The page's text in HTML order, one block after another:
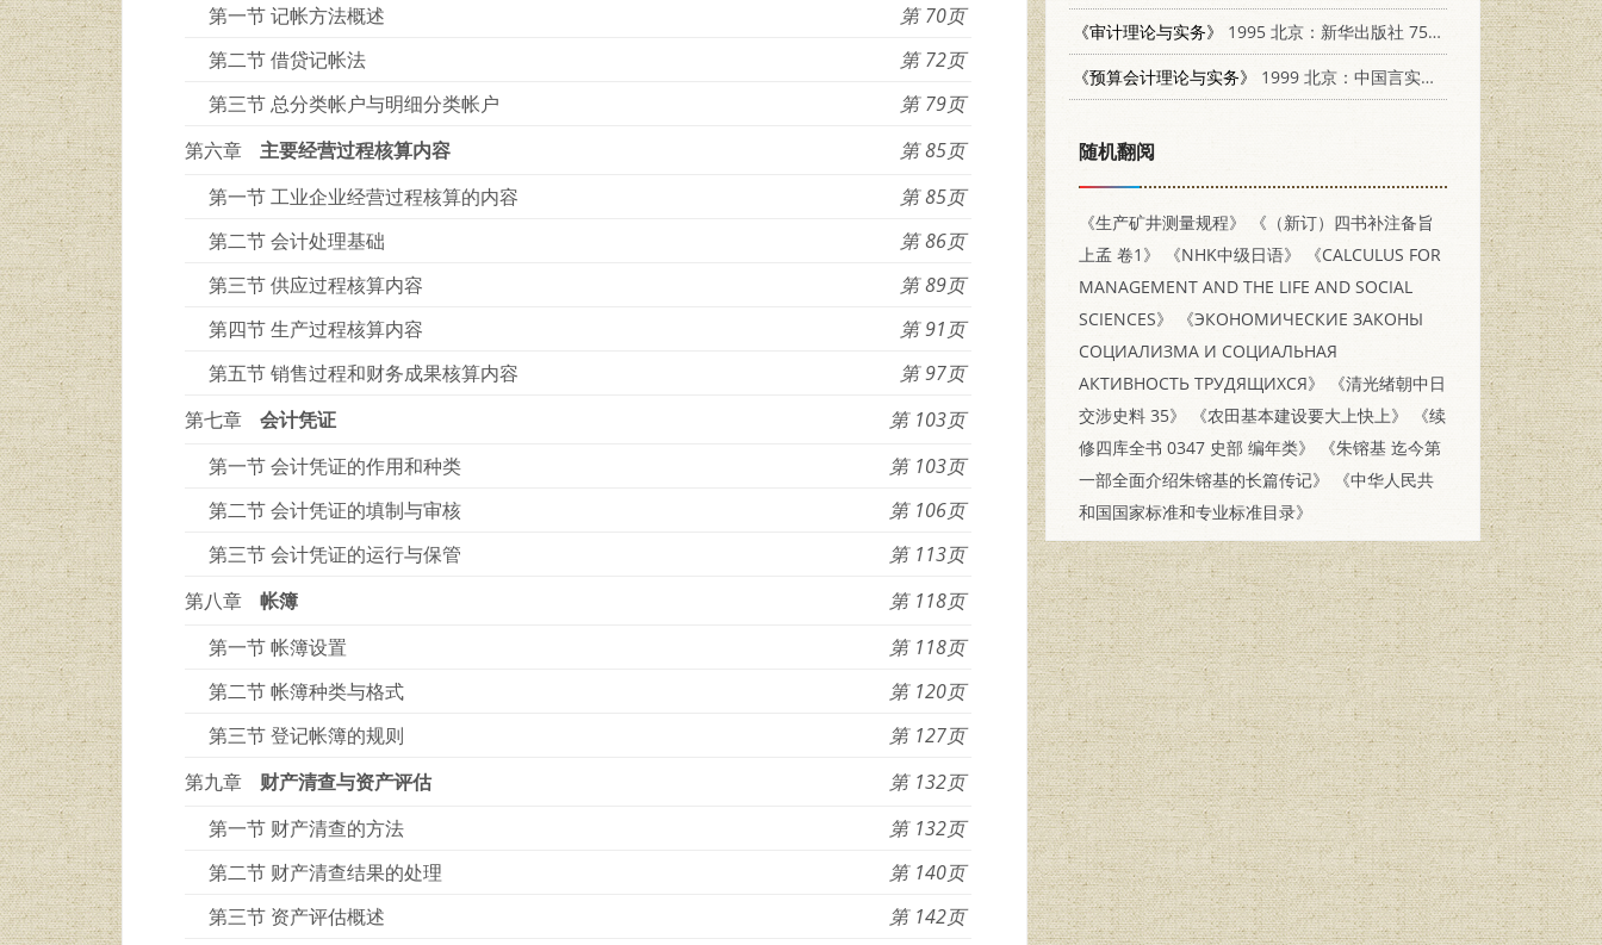
第一节 记帐方法概述
70
第二节 借贷记帐法
72
第三节 总分类帐户与明细分类帐户
79
第六章
主要经营过程核算内容
85
第一节 工业企业经营过程核算的内容
85
第二节 会计处理基础
86
第三节 供应过程核算内容
89
第四节 生产过程核算内容
91
第五节 销售过程和财务成果核算内容
97
第七章
会计凭证
103
第一节 会计凭证的作用和种类
103
第二节 会计凭证的填制与审核
106
第三节 会计凭证的运行与保管
113
第八章
帐簿
118
第一节 帐簿设置
118
第二节 帐簿种类与格式
120
第三节 登记帐簿的规则
127
第九章
财产清查与资产评估
132
第一节 财产清查的方法
132
第二节 财产清查结果的处理
140
第三节 资产评估概述
142
《审计理论与实务》
1995 北京：新华出版社 7501129509
《预算会计理论与实务》
1999 北京：中国言实出版社 7801282019
随机翻阅
《生产矿井测量规程》
《（新订）四书补注备旨
上孟 卷1》
《NHK中级日语》
《CALCULUS FOR
MANAGEMENT AND THE LIFE AND SOCIAL
SCIENCES》
《ЭКОНОМИЧЕСКИЕ ЗАКОНЫ
СОЦИАЛИЗМА И СОЦИАЛЬНАЯ
АКТИВНОСТЬ ТРУДЯЩИХСЯ》
《清光绪朝中日
交涉史料 35》
《农田基本建设要大上快上》
《续
修四库全书 0347 史部 编年类》
《朱镕基 迄今第
一部全面介绍朱镕基的长篇传记》
《中华人民共
和国国家标准和专业标准目录》